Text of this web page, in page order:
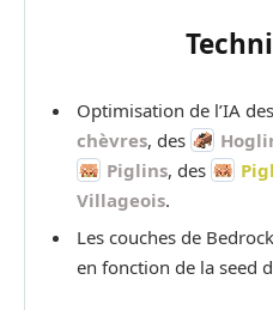
Optimisation de l’IA des
chèvres, des
Piglins, des
Villageois.
Les couches de
en fonction de la seed